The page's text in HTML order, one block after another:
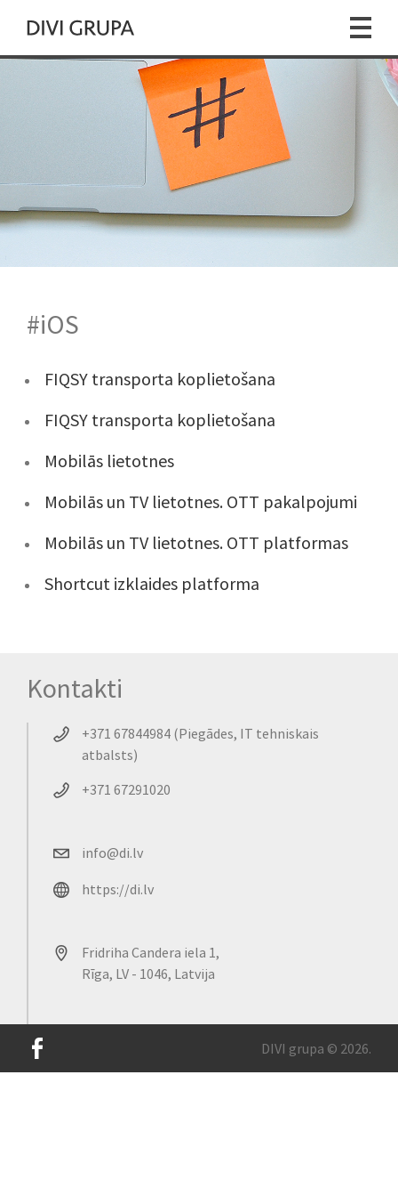
#iOS
FIQSY transporta koplietošana
FIQSY transporta koplietošana
Mobilās lietotnes
Mobilās un TV lietotnes. OTT pakalpojumi
Mobilās un TV lietotnes. OTT platformas
Shortcut izklaides platforma
Kontakti
+371 67844984 (Piegādes, IT tehniskais
atbalsts)
+371 67291020
info@di.lv
https://di.lv
Fridriha Candera iela 1,
Rīga, LV - 1046, Latvija
DIVI grupa © 2026.